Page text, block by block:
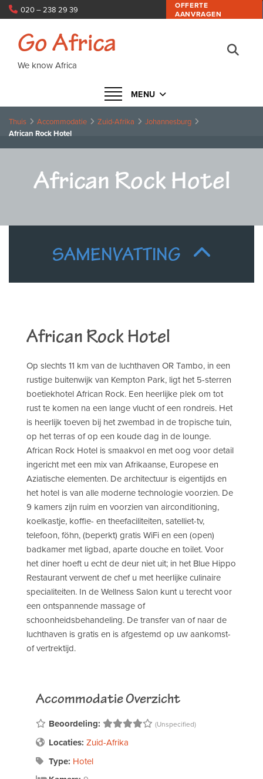
OFFERTE
AANVRAGEN
020 – 238 29 39
Navigatie in- of uitklappen
MENU
Go Africa
We know Africa
Thuis Accommodatie Zuid-Afrika Johannesburg
African Rock Hotel
African Rock Hotel
SAMENVATTING
African Rock Hotel
Op slechts 11 km van de luchthaven OR Tambo, in een
rustige buitenwijk van Kempton Park, ligt het 5-sterren
boetiekhotel African Rock. Een heerlijke plek om tot
rust te komen na een lange vlucht of een rondreis. Het
is heerlijk toeven bij het zwembad in de tropische tuin,
op het terras of op een koude dag in de lounge.
African Rock Hotel is smaakvol en met oog voor detail
ingericht met een mix van Afrikaanse, Europese en
Aziatische elementen. De architectuur is eigentijds en
het hotel is van alle moderne technologie voorzien. De
9 kamers zijn ruim en voorzien van airconditioning,
koelkastje, koffie- en theefaciliteiten, satelliet-tv,
telefoon, föhn, (beperkt) gratis WiFi en een (open)
badkamer met ligbad, aparte douche en toilet. Voor
het diner hoeft u echt de deur niet uit; in het Blue Hippo
Restaurant verwent de chef u met heerlijke culinaire
specialiteiten. In de Wellness Salon kunt u terecht voor
een ontspannende massage of
schoonheidsbehandeling. De transfer van of naar de
luchthaven is gratis en is afgestemd op uw aankomst-
of vertrektijd.
Accommodatie Overzicht
Beoordeling: (Unspecified)
Locaties: Zuid-Afrika
Type: Hotel